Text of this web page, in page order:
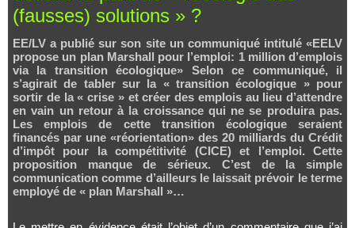
(fausses) solutions » ?
EE/LV a publié sur son site un communiqué intitulé «EELV
propose un plan Marshall pour l’emploi: 1 million d’emplois
via la transition écologique» Selon ce communiqué, il
s’agirait de tabler sur la « transition écologique » pour
sortir de la « crise » et créer des emplois au lieu d’attendre
en vain un retour à la croissance qui ne se produira pas.
Les emplois de cette transition écologique seraient
financés par une «réorientation» des 20 milliards du Crédit
d’impôt pour la compétitivité (CICE) et l’emploi. Cette
proposition manque de sérieux. C’est de la simple
communication comme d’ailleurs le laissait prévoir le terme
employé de « plan Marshall »…